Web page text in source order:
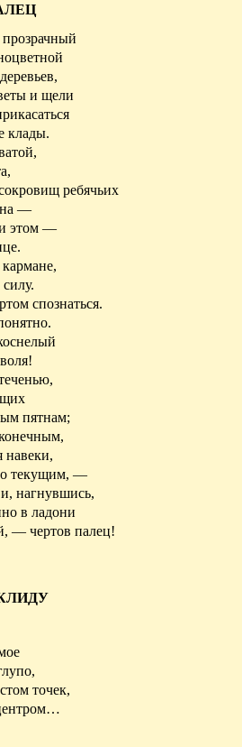
и щели
клады.
ребячьих
—
этом —
спознаться.
пятнам;
,
навеки,
текущим, —
нагнувшись,
в ладони
— чертов палец!
точек,